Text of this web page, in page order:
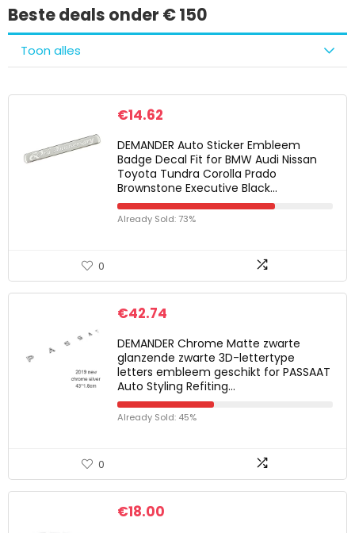
Beste deals onder € 150
Toon alles
€14.62
DEMANDER Auto Sticker Embleem
Badge Decal Fit for BMW Audi Nissan
Toyota Tundra Corolla Prado
Brownstone Executive Black…
Already Sold: 73%
0
€42.74
DEMANDER Chrome Matte zwarte
glanzende zwarte 3D-lettertype
letters embleem geschikt for PASSAAT
Auto Styling Refiting…
Already Sold: 45%
0
€18.00